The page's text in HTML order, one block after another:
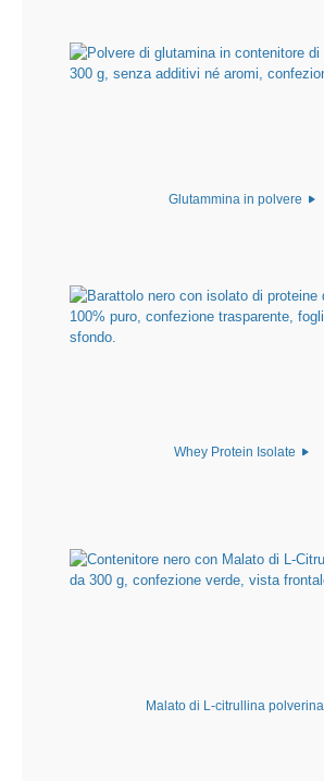
Glutammina in polvere
Whey Protein Isolate
Malato di L-citrullina polverina